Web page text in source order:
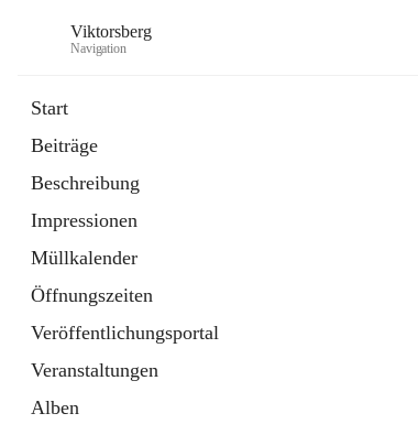
Viktorsberg
Navigation
Start
Beiträge
Beschreibung
Impressionen
Müllkalender
Öffnungszeiten
Veröffentlichungsportal
Veranstaltungen
Alben